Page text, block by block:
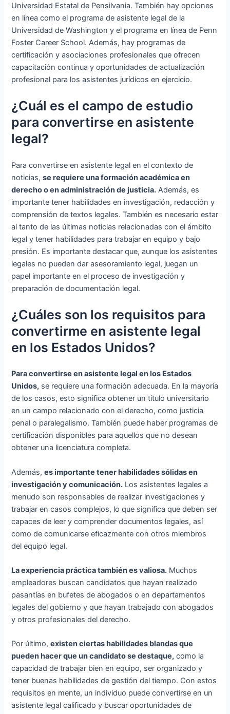
Universidad Estatal de Pensilvania. También hay opciones
en línea como el programa de asistente legal de la
Universidad de Washington y el programa en línea de Penn
Foster Career School. Además, hay programas de
certificación y asociaciones profesionales que ofrecen
capacitación continua y oportunidades de actualización
profesional para los asistentes jurídicos en ejercicio.
¿Cuál es el campo de estudio
para convertirse en asistente
legal?
Para convertirse en asistente legal en el contexto de
noticias,se requiere una formación académica en
derecho o en administración de justicia. Además, es
importante tener habilidades en investigación, redacción y
comprensión de textos legales. También es necesario estar
al tanto de las últimas noticias relacionadas con el ámbito
legal y tener habilidades para trabajar en equipo y bajo
presión. Es importante destacar que, aunque los asistentes
legales no pueden dar asesoramiento legal, juegan un
papel importante en el proceso de investigación y
preparación de documentación legal.
¿Cuáles son los requisitos para
convertirme en asistente legal
en los Estados Unidos?
Para convertirse en asistente legal en los Estados
Unidos, se requiere una formación adecuada. En la mayoría
de los casos, esto significa obtener un título universitario
en un campo relacionado con el derecho, como justicia
penal o paralegalismo. También puede haber programas de
certificación disponibles para aquellos que no desean
obtener una licenciatura completa.
Además,es importante tener habilidades sólidas en
investigación y comunicación. Los asistentes legales a
menudo son responsables de realizar investigaciones y
trabajar en casos complejos, lo que significa que deben ser
capaces de leer y comprender documentos legales, así
como de comunicarse eficazmente con otros miembros
del equipo legal.
La experiencia práctica también es valiosa. Muchos
empleadores buscan candidatos que hayan realizado
pasantías en bufetes de abogados o en departamentos
legales del gobierno y que hayan trabajado con abogados
y otros profesionales del derecho.
Por último,existen ciertas habilidades blandas que
pueden hacer que un candidato se destaque, como la
capacidad de trabajar bien en equipo, ser organizado y
tener buenas habilidades de gestión del tiempo. Con estos
requisitos en mente, un individuo puede convertirse en un
asistente legal calificado y buscar oportunidades de